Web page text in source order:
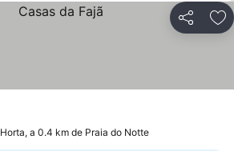
Partilhar
Horta, a 0.4 km de Praia do Notte